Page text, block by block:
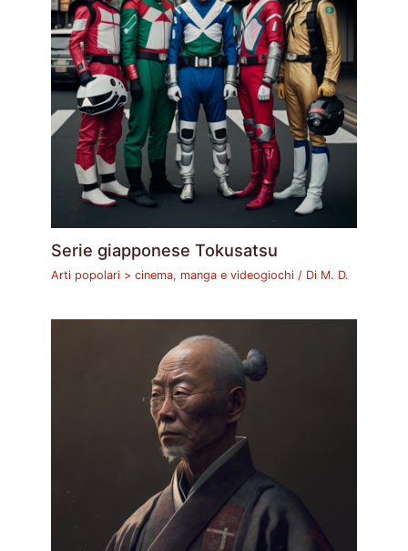
Serie giapponese Tokusatsu
Arti popolari > cinema, manga e videogiochi / Di M. D.